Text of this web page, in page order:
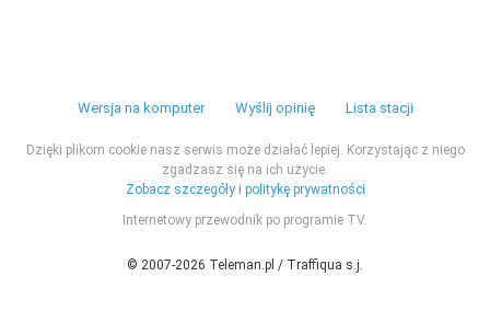
Wersja na komputer Wyślij opinię Lista stacji
Dzięki plikom cookie nasz serwis może działać lepiej. Korzystając z niego
zgadzasz się na ich użycie.
Zobacz szczegóły i politykę prywatności
Internetowy przewodnik po programie TV.
© 2007-2026 Teleman.pl / Traffiqua s.j.